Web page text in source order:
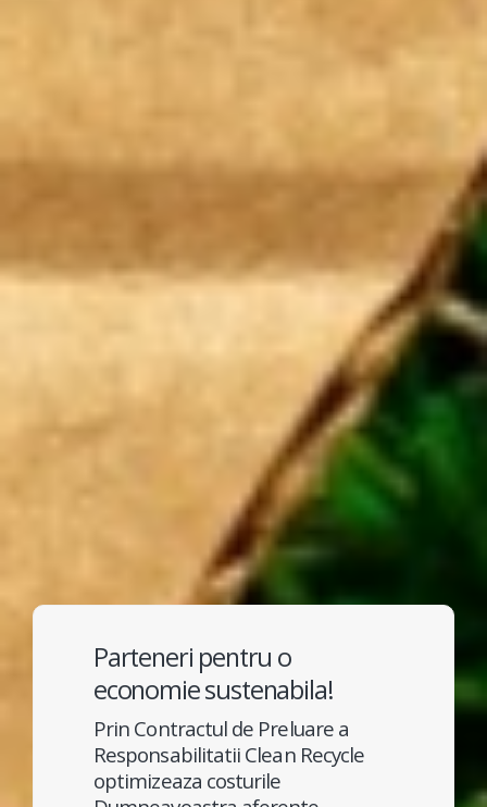
Parteneri pentru o
economie sustenabila!
Prin Contractul de Preluare a
Responsabilitatii Clean Recycle
optimizeaza costurile